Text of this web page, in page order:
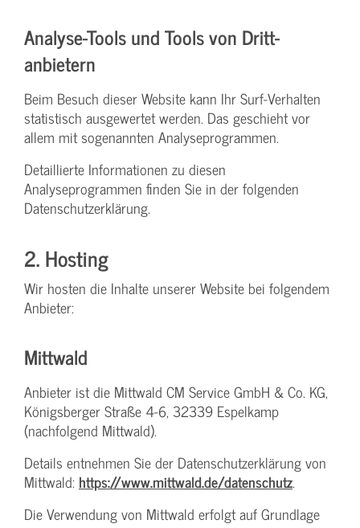
Analyse-Tools und Tools von Dritt­
anbietern
Beim Besuch dieser Website kann Ihr Surf-Verhalten
statistisch ausgewertet werden. Das geschieht vor
allem mit sogenannten Analyseprogrammen.
Detaillierte Informationen zu diesen
Analyseprogrammen finden Sie in der folgenden
Datenschutzerklärung.
2. Hosting
Wir hosten die Inhalte unserer Website bei folgendem
Anbieter:
Mittwald
Anbieter ist die Mittwald CM Service GmbH & Co. KG,
Königsberger Straße 4-6, 32339 Espelkamp
(nachfolgend Mittwald).
Details entnehmen Sie der Datenschutzerklärung von
Mittwald: https://www.mittwald.de/datenschutz.
Die Verwendung von Mittwald erfolgt auf Grundlage